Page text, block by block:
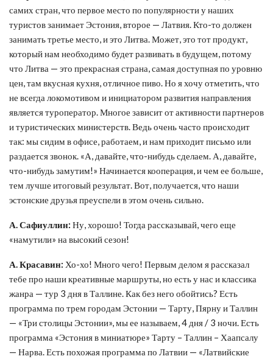
самих стран, что первое место по популярности у наших
туристов занимает Эстония, второе — Латвия. Кто-то должен
занимать третье место, и это Литва. Может, это тот продукт,
который нам необходимо будет развивать в будущем, потому
что Литва — это прекрасная страна, самая доступная по уровню
цен, там вкусная кухня, отличное пиво. Но я хочу отметить, что
не всегда локомотивом и инициатором развития направления
является туроператор. Многое зависит от активности партнеров
и туристических министерств. Ведь очень часто происходит
так: мы сидим в офисе, работаем, и нам приходит письмо или
раздается звонок. «А, давайте, что-нибудь сделаем. А, давайте,
что-нибудь замутим!» Начинается кооперация, и чем ее больше,
тем лучше итоговый результат. Вот, получается, что наши
эстонские друзья преуспели в этом очень сильно.
А. Сафиуллин: Ну, хорошо! Тогда рассказывай, чего еще
«намутили» на высокий сезон!
А. Красавин: Хо-хо! Много чего! Первым делом я рассказал
тебе про наши креативные маршруты, но есть у нас и классика
жанра — тур 3 дня в Таллине. Как без него обойтись? Есть
программа по трем городам Эстонии — Тарту, Пярну и Таллин
— «Три столицы Эстонии», мы ее называем, 4 дня / 3 ночи. Есть
программа «Эстония в миниатюре» Тарту – Таллин – Хаапсалу
— Нарва. Есть похожая программа по Латвии — «Латвийские